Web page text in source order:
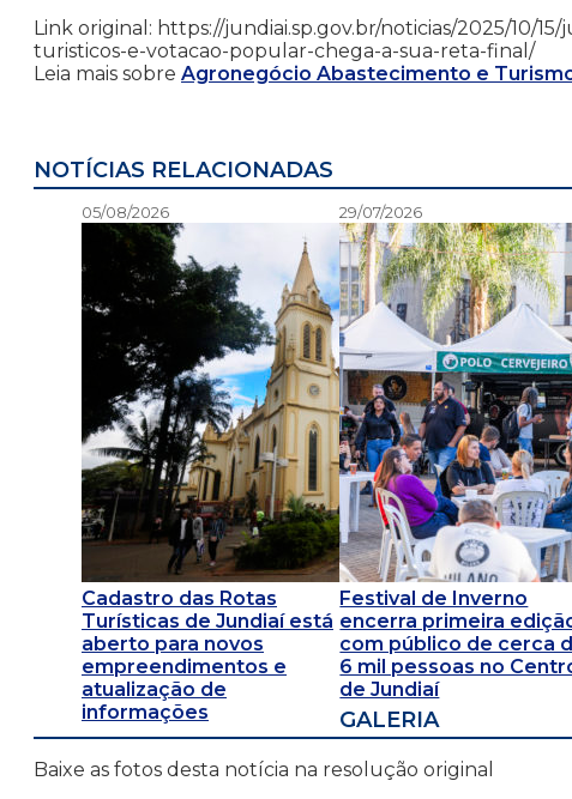
Link original: https://jundiai.sp.gov.br/noticias/2025/10/
turisticos-e-votacao-popular-chega-a-sua-reta-final/
Leia mais sobre Agronegócio Abastecimento e
NOTÍCIAS RELACIONADAS
05/08/2026
Cadastro das Rotas
Turísticas de Jundiaí está
aberto para novos
empreendimentos e
atualização de
informações
29/07/2026
Festival de Inverno
encerra primeira
com público de cerca
6 mil pessoas no
de Jundiaí
GALERIA
Baixe as fotos desta notícia na resolução original